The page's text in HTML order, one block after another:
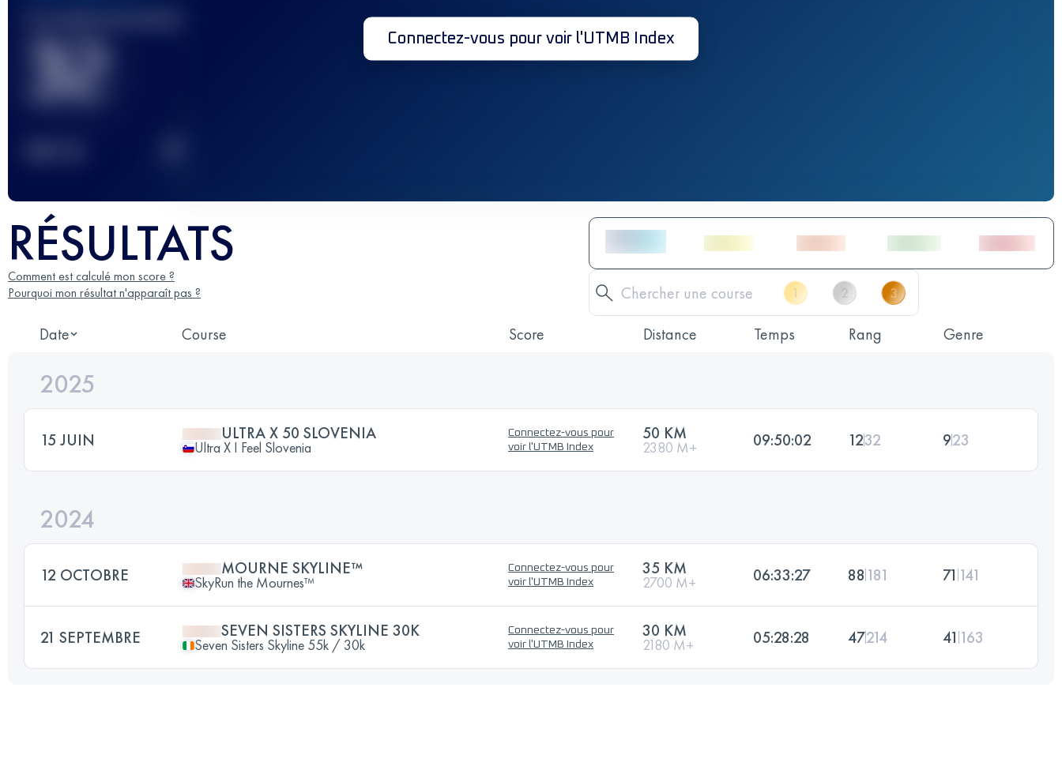
32 Connectez-vous pour voir l'UTMB Index
RÉSULTATS
Comment est calculé mon score ?
Pourquoi mon résultat n'apparaît pas ?
Date Course Score Distance Temps Rang Genre
2025
15 JUIN ULTRA X 50 SLOVENIA
Ultra X I Feel Slovenia
Connectez-vous pour
voir l'UTMB Index
50 KM
2380 M+ 09:50:02 1232 923
2024
12 OCTOBRE MOURNE SKYLINE™
SkyRun the Mournes™
Connectez-vous pour
voir l'UTMB Index
35 KM
2700 M+ 06:33:27 88 181 71 141
21 SEPTEMBRE SEVEN SISTERS SKYLINE 30K
Seven Sisters Skyline 55k / 30k
Connectez-vous pour
voir l'UTMB Index
30 KM
2180 M+ 05:28:28 47214 41 163